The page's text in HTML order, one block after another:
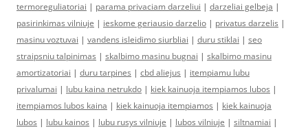
termoreguliatoriai | parama privaciam darzeliui | darzeliai gelbeja |
pasirinkimas vilniuje | ieskome geriausio darzelio | privatus darzelis |
masinu voztuvai | vandens isleidimo siurbliai | duru stiklai | seo
straipsniu talpinimas | skalbimo masinu bugnai | skalbimo masinu
amortizatoriai | duru tarpines | cbd aliejus | itempiamu lubu
privalumai | lubu kaina netrukdo | kiek kainuoja itempiamos lubos |
itempiamos lubos kaina | kiek kainuoja itempiamos | kiek kainuoja
lubos | lubu kainos | lubu rusys vilniuje | lubos vilniuje | siltnamiai |